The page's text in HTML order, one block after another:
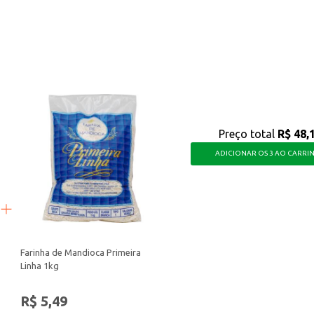
Farinha de Mandioca Primeira
Linha 1kg
R$ 5,49
Preço total R$
ADICIONAR OS 3 AO